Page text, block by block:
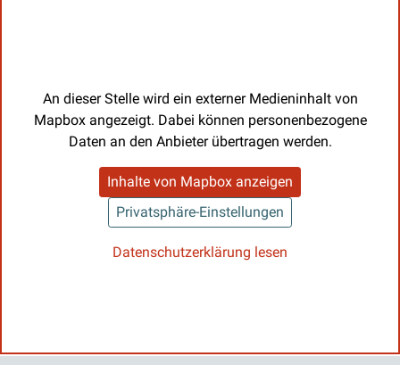
An dieser Stelle wird ein externer Medieninhalt von
Mapbox angezeigt. Dabei können personenbezogene
Daten an den Anbieter übertragen werden.
Inhalte von Mapbox anzeigen
Privatsphäre-Einstellungen
Datenschutzerklärung lesen